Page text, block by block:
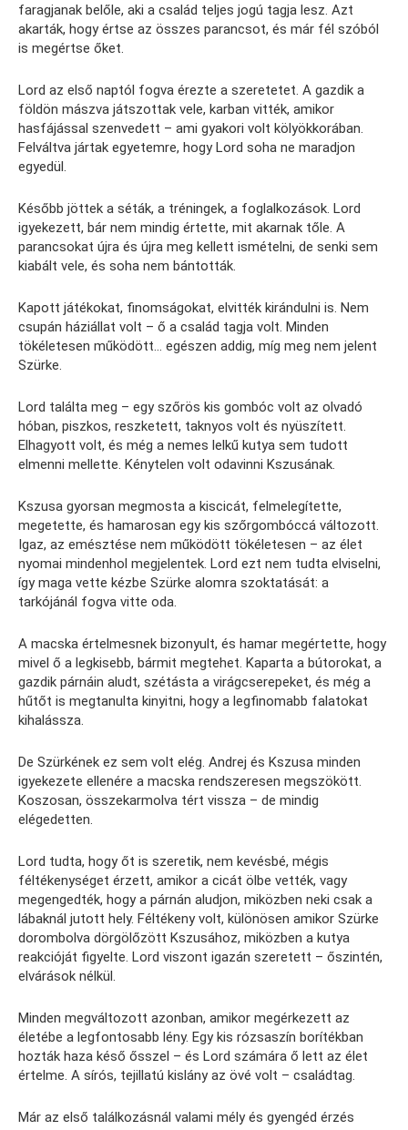
faragjanak belőle, aki a család teljes jogú tagja lesz. Azt
akarták, hogy értse az összes parancsot, és már fél szóból
is megértse őket.
Lord az első naptól fogva érezte a szeretetet. A gazdik a
földön mászva játszottak vele, karban vitték, amikor
hasfájással szenvedett – ami gyakori volt kölyökkorában.
Felváltva jártak egyetemre, hogy Lord soha ne maradjon
egyedül.
Később jöttek a séták, a tréningek, a foglalkozások. Lord
igyekezett, bár nem mindig értette, mit akarnak tőle. A
parancsokat újra és újra meg kellett ismételni, de senki sem
kiabált vele, és soha nem bántották.
Kapott játékokat, finomságokat, elvitték kirándulni is. Nem
csupán háziállat volt – ő a család tagja volt. Minden
tökéletesen működött… egészen addig, míg meg nem jelent
Szürke.
Lord találta meg – egy szőrös kis gombóc volt az olvadó
hóban, piszkos, reszketett, taknyos volt és nyüszített.
Elhagyott volt, és még a nemes lelkű kutya sem tudott
elmenni mellette. Kénytelen volt odavinni Kszusának.
Kszusa gyorsan megmosta a kiscicát, felmelegítette,
megetette, és hamarosan egy kis szőrgombóccá változott.
Igaz, az emésztése nem működött tökéletesen – az élet
nyomai mindenhol megjelentek. Lord ezt nem tudta elviselni,
így maga vette kézbe Szürke alomra szoktatását: a
tarkójánál fogva vitte oda.
A macska értelmesnek bizonyult, és hamar megértette, hogy
mivel ő a legkisebb, bármit megtehet. Kaparta a bútorokat, a
gazdik párnáin aludt, szétásta a virágcserepeket, és még a
hűtőt is megtanulta kinyitni, hogy a legfinomabb falatokat
kihalássza.
De Szürkének ez sem volt elég. Andrej és Kszusa minden
igyekezete ellenére a macska rendszeresen megszökött.
Koszosan, összekarmolva tért vissza – de mindig
elégedetten.
Lord tudta, hogy őt is szeretik, nem kevésbé, mégis
féltékenységet érzett, amikor a cicát ölbe vették, vagy
megengedték, hogy a párnán aludjon, miközben neki csak a
lábaknál jutott hely. Féltékeny volt, különösen amikor Szürke
dorombolva dörgölőzött Kszusához, miközben a kutya
reakcióját figyelte. Lord viszont igazán szeretett – őszintén,
elvárások nélkül.
Minden megváltozott azonban, amikor megérkezett az
életébe a legfontosabb lény. Egy kis rózsaszín borítékban
hozták haza késő ősszel – és Lord számára ő lett az élet
értelme. A sírós, tejillatú kislány az övé volt – családtag.
Már az első találkozásnál valami mély és gyengéd érzés